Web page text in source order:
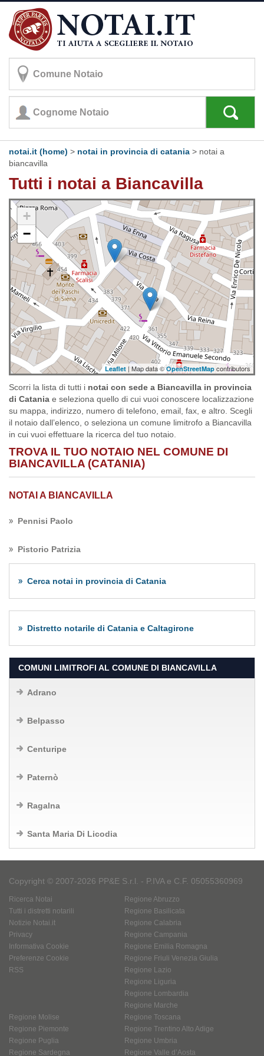
notai.it (home) > notai in provincia di catania > notai a
biancavilla
Tutti i notai a Biancavilla
+
−
Leaflet | Map data ©OpenStreetMap contributors
Scorri la lista di tutti i notai con sede a Biancavilla in provincia
di Catania e seleziona quello di cui vuoi conoscere localizzazione
su mappa, indirizzo, numero di telefono, email, fax, e altro. Scegli
il notaio dall’elenco, o seleziona un comune limitrofo a Biancavilla
in cui vuoi effettuare la ricerca del tuo notaio.
TROVA IL TUO NOTAIO NEL COMUNE DI
BIANCAVILLA (CATANIA)
NOTAI A BIANCAVILLA
Pennisi Paolo
Pistorio Patrizia
Cerca notai in provincia di Catania
Distretto notarile di Catania e Caltagirone
COMUNI LIMITROFI AL COMUNE DI BIANCAVILLA
Adrano
Belpasso
Centuripe
Paternò
Ragalna
Santa Maria Di Licodia
Copyright © 2007-2026 PP&E S.r.l. - P.IVA e C.F. 05055360969
Ricerca Notai
Tutti i distretti notarili
Notizie Notai.it
Privacy
Informativa Cookie
Preferenze Cookie
RSS
Regione Abruzzo
Regione Basilicata
Regione Calabria
Regione Campania
Regione Emilia Romagna
Regione Friuli Venezia Giulia
Regione Lazio
Regione Liguria
Regione Lombardia
Regione Marche
Regione Molise
Regione Piemonte
Regione Puglia
Regione Sardegna
Regione Toscana
Regione Trentino Alto Adige
Regione Umbria
Regione Valle d’Aosta